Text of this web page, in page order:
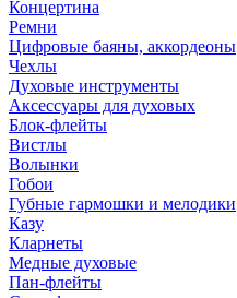
Концертина
Ремни
Цифровые баяны, аккордеоны
Чехлы
Духовые инструменты
Аксессуары для духовых
Блок-флейты
Вистлы
Волынки
Гобои
Губные гармошки и мелодики
Казу
Кларнеты
Медные духовые
Пан-флейты